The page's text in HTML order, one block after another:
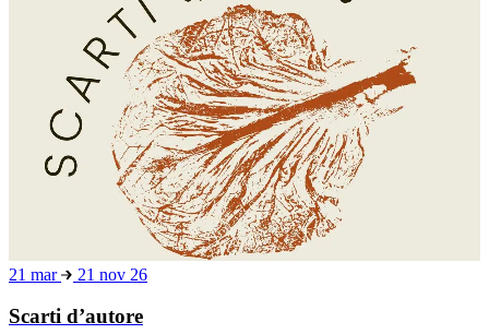
21 mar 21 nov 26
Scarti d’autore